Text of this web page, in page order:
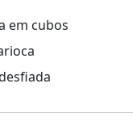
em cubos